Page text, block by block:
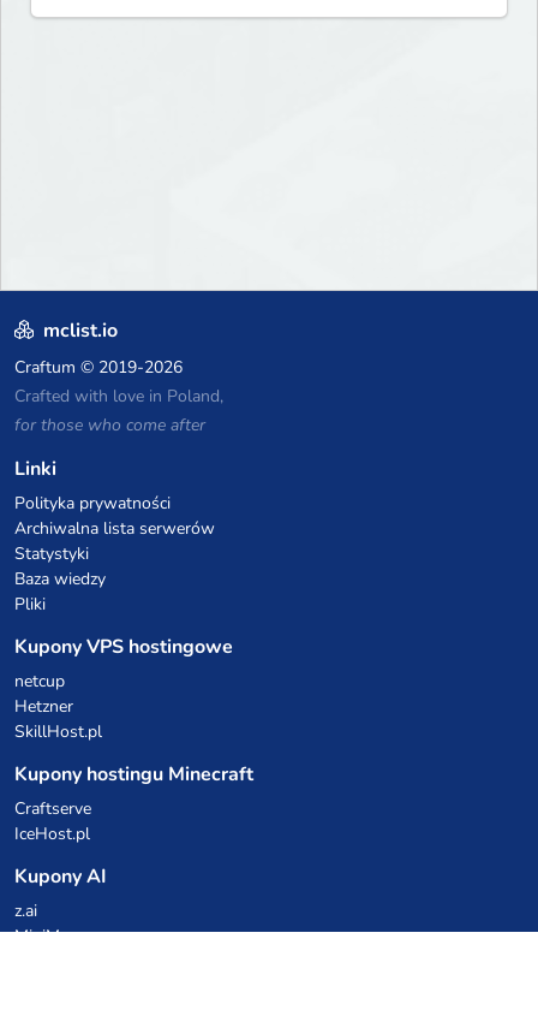
mclist.io
Craftum © 2019-2026
Crafted with love in Poland,
for those who come after
Linki
Polityka prywatności
Archiwalna lista serwerów
Statystyki
Baza wiedzy
Pliki
Kupony VPS hostingowe
netcup
Hetzner
SkillHost.pl
Kupony hostingu Minecraft
Craftserve
IceHost.pl
Kupony AI
z.ai
MiniMax